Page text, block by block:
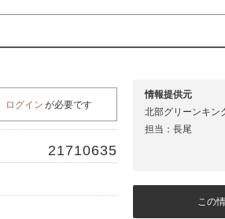
ログイン が必要です
21710635
情報提供元
北部グリーンキン
担当：長尾
この